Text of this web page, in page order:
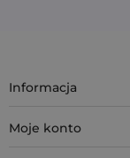
Informacja
Moje konto